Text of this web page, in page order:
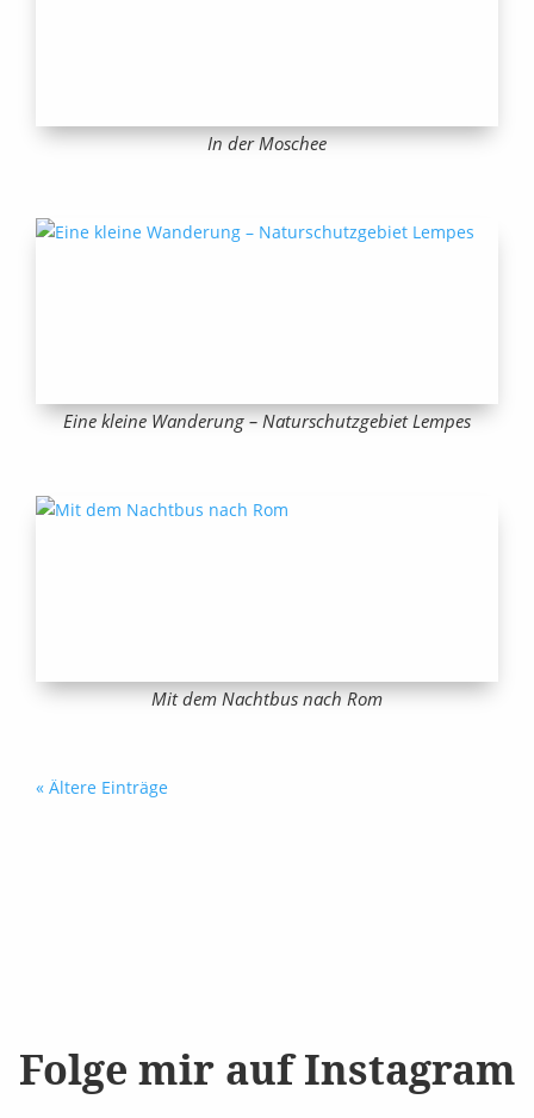
In der Moschee
Eine kleine Wanderung – Naturschutzgebiet Lempes
Mit dem Nachtbus nach Rom
« Ältere Einträge
Folge mir auf Instagram